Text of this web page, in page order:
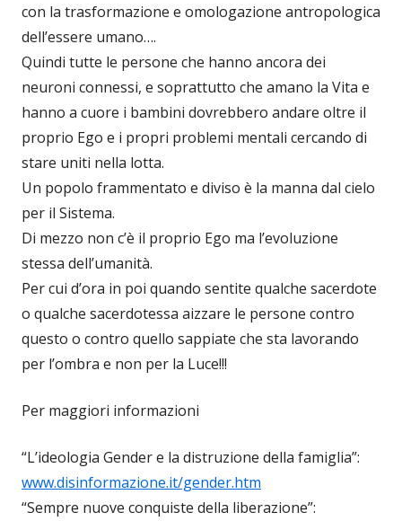
con la trasformazione e omologazione antropologica
dell’essere umano….
Quindi tutte le persone che hanno ancora dei
neuroni connessi, e soprattutto che amano la Vita e
hanno a cuore i bambini dovrebbero andare oltre il
proprio Ego e i propri problemi mentali cercando di
stare uniti nella lotta.
Un popolo frammentato e diviso è la manna dal cielo
per il Sistema.
Di mezzo non c’è il proprio Ego ma l’evoluzione
stessa dell’umanità.
Per cui d’ora in poi quando sentite qualche sacerdote
o qualche sacerdotessa aizzare le persone contro
questo o contro quello sappiate che sta lavorando
per l’ombra e non per la Luce!!!
Per maggiori informazioni
“L’ideologia Gender e la distruzione della famiglia”:
www.disinformazione.it/gender.htm
“Sempre nuove conquiste della liberazione”: